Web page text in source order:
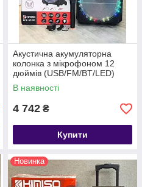
Акустична акумуляторна
колонка з мікрофоном 12
дюймів (USB/FM/BT/LED)
KIMISO QS-1208 BT
В наявності
4 742 ₴
Купити
Новинка